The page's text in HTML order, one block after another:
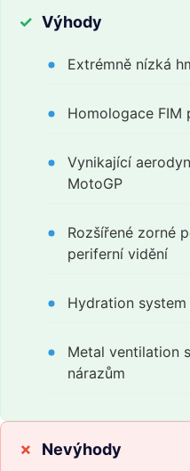
Výhody
Extrémně nízká
Homologace
Vynikající
MotoGP
Rozšířené zorné
periferní vidění
Hydration
Metal ventilation
nárazům
Nevýhody